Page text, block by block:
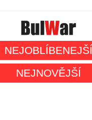
NEJOBLÍBENEJŠÍ
NEJNOVĚJŠÍ